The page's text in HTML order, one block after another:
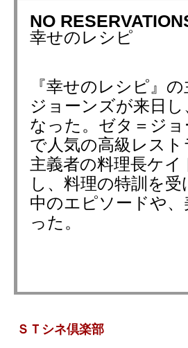
NO
幸せのレシピ
『幸せのレシピ』
ジョーンズが来日
なった。ゼタ＝ジ
で人気の高級レス
主義者の料理長ケ
し、料理の特訓を
中のエピソードや
った。
ＳＴシネ倶楽部